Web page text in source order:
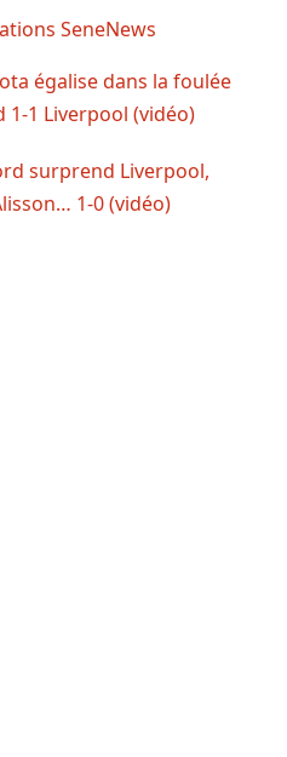
égalise dans la foulée
1-1 Liverpool (vidéo)
surprend Liverpool,
1-0 (vidéo)